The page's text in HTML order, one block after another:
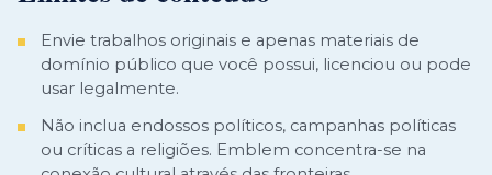
Envie trabalhos originais e apenas materiais de
domínio público que você possui, licenciou ou pode
usar legalmente.
Não inclua endossos políticos, campanhas políticas
ou críticas a religiões. Emblem concentra-se na